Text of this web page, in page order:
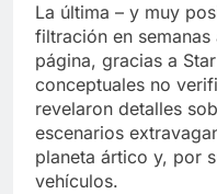
La última – y muy
filtración en
página, gracias a
conceptuales no
revelaron detalles
escenarios
planeta ártico y, por
vehículos.